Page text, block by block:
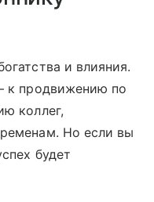
и влияния.
к продвижению по
коллег,
Но если вы
будет